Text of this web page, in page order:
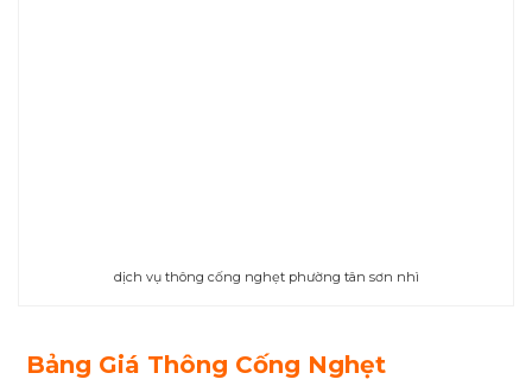
dịch vụ thông cống nghẹt phường tân sơn nhì
Bảng Giá Thông Cống Nghẹt